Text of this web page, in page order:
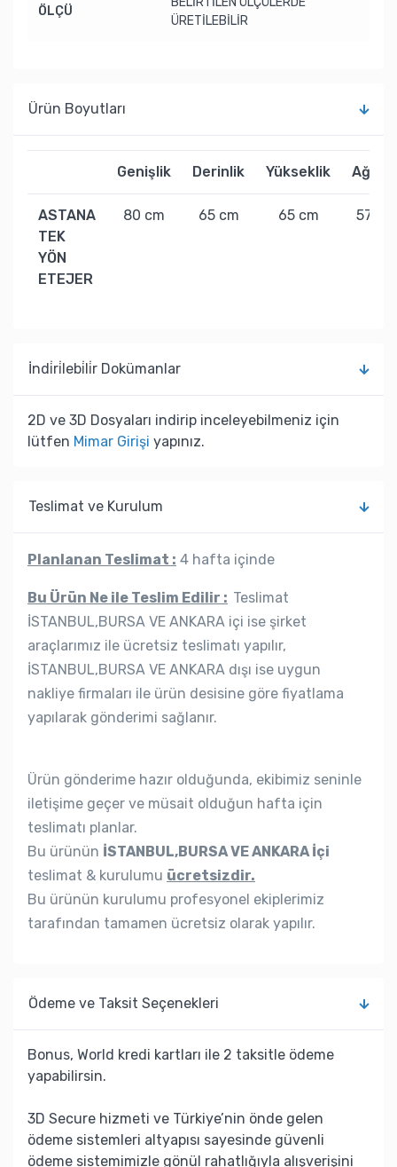
ÖLÇÜ
ÜRETİLEBİLİR
Ürün Boyutları
Genişlik Derinlik Yükseklik Ağırlık
ASTANA
TEK
YÖN
ETEJER
80 cm 65 cm 65 cm 57 kg
İndi̇ri̇lebi̇li̇r Dokümanlar
2D ve 3D Dosyaları indirip inceleyebilmeniz için
lütfen Mimar Girişi yapınız.
Teslimat ve Kurulum
Planlanan Teslimat : 4 hafta içinde
Bu Ürün Ne ile Teslim Edilir : Teslimat
İSTANBUL,BURSA VE ANKARA içi ise şirket
araçlarımız ile ücretsiz teslimatı yapılır,
İSTANBUL,BURSA VE ANKARA dışı ise uygun
nakliye firmaları ile ürün desisine göre fiyatlama
yapılarak gönderimi sağlanır.
Ürün gönderime hazır olduğunda, ekibimiz seninle
iletişime geçer ve müsait olduğun hafta için
teslimatı planlar.
Bu ürünün İSTANBUL,BURSA VE ANKARA İçi
teslimat & kurulumu ücretsizdir.
Bu ürünün kurulumu profesyonel ekiplerimiz
tarafından tamamen ücretsiz olarak yapılır.
Ödeme ve Taksit Seçenekleri
Bonus, World kredi kartları ile 2 taksitle ödeme
yapabilirsin.
3D Secure hizmeti ve Türkiye’nin önde gelen
ödeme sistemleri altyapısı sayesinde güvenli
ödeme sistemimizle gönül rahatlığıyla alışverişini